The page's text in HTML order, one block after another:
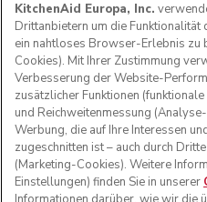
KitchenAid Europa, Inc.
Drittanbietern um die
ein nahtloses Browser-Erlebnis zu
Cookies). Mit Ihrer Zustimmung
Verbesserung der Website-
zusätzlicher Funktionen
und Reichweitenmessung
Werbung, die auf Ihre Interessen
zugeschnitten ist – auch durch
(Marketing-Cookies). Weitere
Einstellungen) finden Sie in unserer